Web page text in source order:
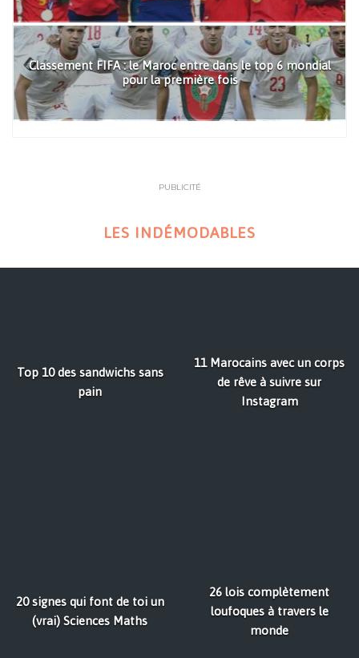
Classement FIFA : le Maroc entre dans le top 6 mondial
pour la première fois
PUBLICITÉ
LES INDÉMODABLES
Top 10 des sandwichs sans
pain
11 Marocains avec un corps
de rêve à suivre sur
Instagram
20 signes qui font de toi un
(vrai) Sciences Maths
26 lois complètement
loufoques à travers le
monde